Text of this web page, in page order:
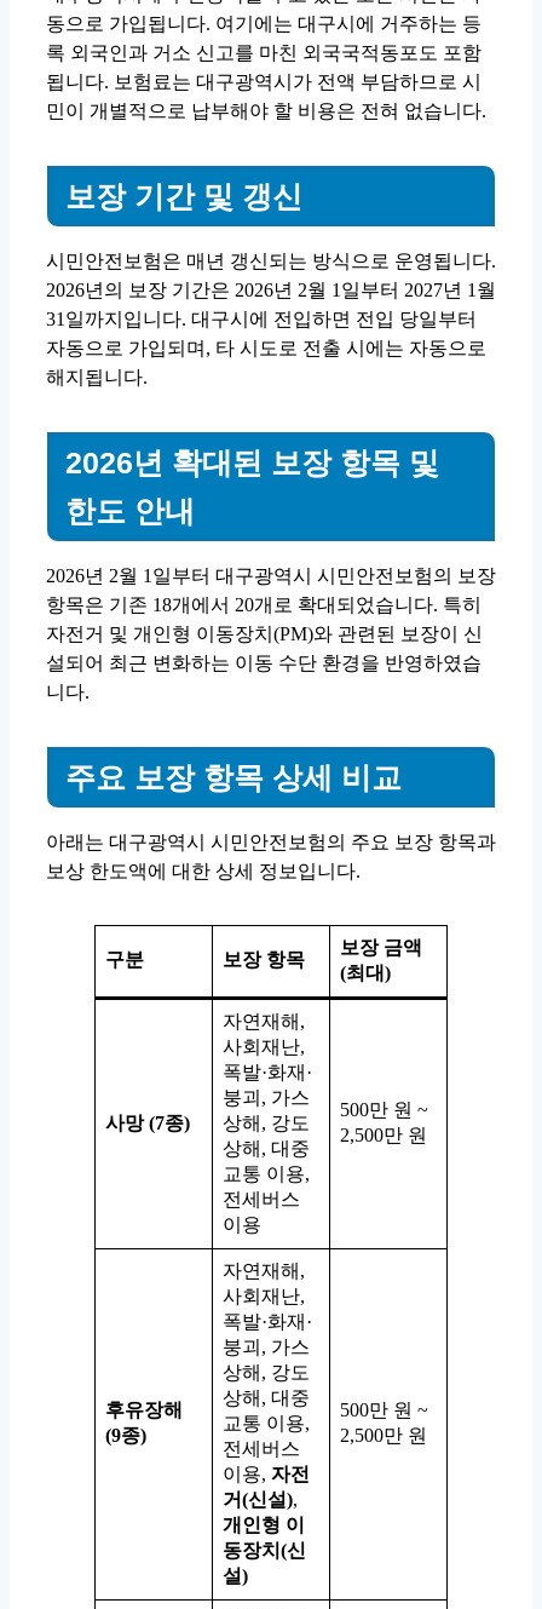
동으로 가입됩니다. 여기에는 대구시에 거주하는 등
록 외국인과 거소 신고를 마친 외국국적동포도 포함
됩니다. 보험료는 대구광역시가 전액 부담하므로 시
민이 개별적으로 납부해야 할 비용은 전혀 없습니다.
보장 기간 및 갱신
시민안전보험은 매년 갱신되는 방식으로 운영됩니다.
2026년의 보장 기간은 2026년 2월 1일부터 2027년 1월
31일까지입니다. 대구시에 전입하면 전입 당일부터
자동으로 가입되며, 타 시도로 전출 시에는 자동으로
해지됩니다.
2026년 확대된 보장 항목 및
한도 안내
2026년 2월 1일부터 대구광역시 시민안전보험의 보장
항목은 기존 18개에서 20개로 확대되었습니다. 특히
자전거 및 개인형 이동장치(PM)와 관련된 보장이 신
설되어 최근 변화하는 이동 수단 환경을 반영하였습
니다.
주요 보장 항목 상세 비교
아래는 대구광역시 시민안전보험의 주요 보장 항목과
보상 한도액에 대한 상세 정보입니다.
구분 보장 항목
보장 금액
(최대)
사망 (7종)
자연재해,
사회재난,
폭발·화재·
붕괴, 가스
상해, 강도
상해, 대중
교통 이용,
전세버스
이용
500만 원 ~
2,500만 원
후유장해
(9종)
자연재해,
사회재난,
폭발·화재·
붕괴, 가스
상해, 강도
상해, 대중
교통 이용,
전세버스
이용, 자전
거(신설),
개인형 이
동장치(신
설)
500만 원 ~
2,500만 원